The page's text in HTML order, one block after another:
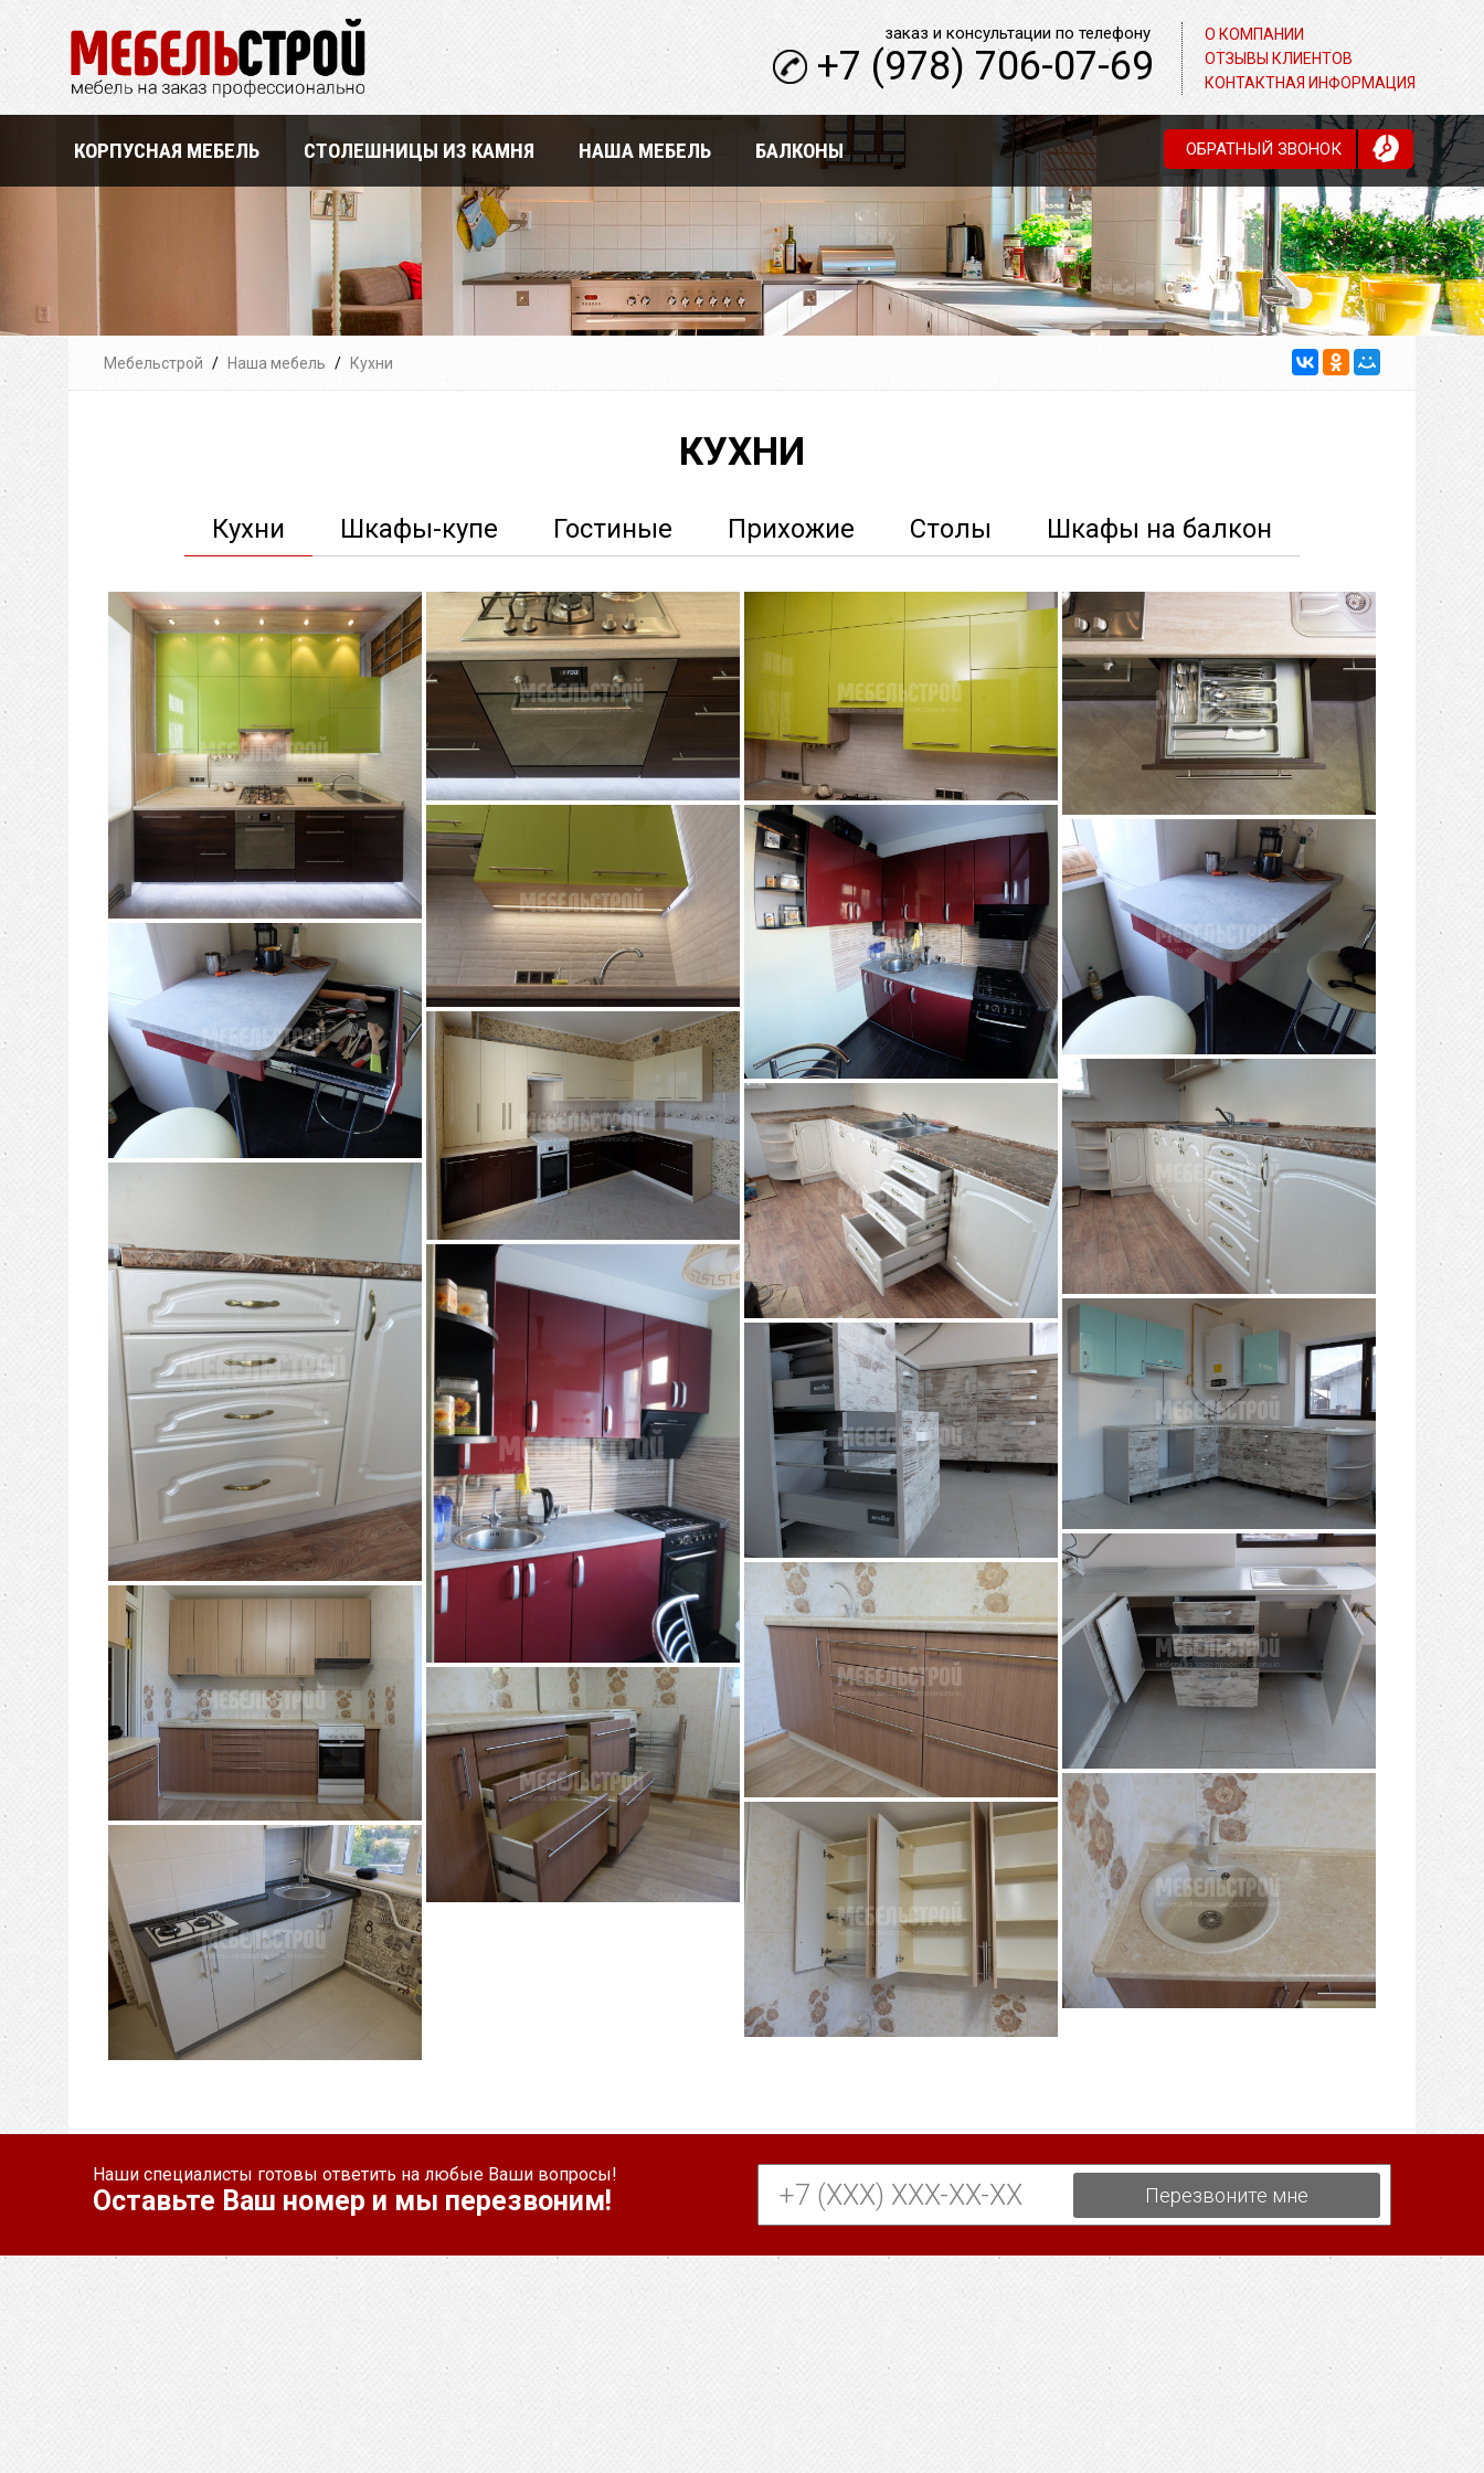
заказ и консультации по телефону
+7 (978) 706-07-69
О КОМПАНИИ
ОТЗЫВЫ КЛИЕНТОВ
КОНТАКТНАЯ ИНФОРМАЦИЯ
ОБРАТНЫЙ ЗВОНОК
КОРПУСНАЯ МЕБЕЛЬ СТОЛЕШНИЦЫ ИЗ КАМНЯ НАША МЕБЕЛЬ БАЛКОНЫ
Мебельстрой / Наша мебель / Кухни
КУХНИ
Кухни Шкафы-купе Гостиные Прихожие Столы Шкафы на балкон
Наши специалисты готовы ответить на любые Ваши вопросы!
Оставьте Ваш номер и мы перезвоним! Перезвоните мне